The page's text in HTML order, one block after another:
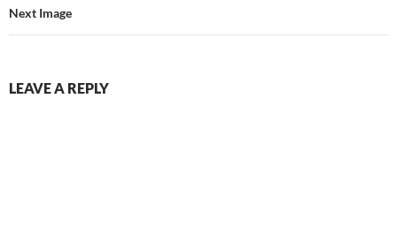
Next Image
LEAVE A REPLY